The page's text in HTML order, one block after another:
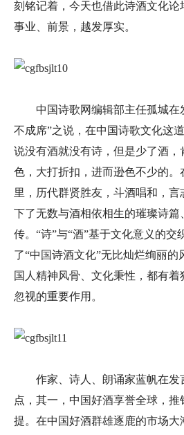
刻铭记着，今天也借此诗酒文化论
事业、前景，越发厚实。
中国诗歌网编辑部主任孤城在
不成席”之说，在中国诗歌文化这
说没有酒就没有诗，但是少了酒
色，大打折扣，进而逊色不少的。
里，历代群贤胜友，斗酒唱和，言
下了无数与酒相依相生的璀璨诗篇
传。“诗”与“酒”基于文化意义的交
了“中国诗酒文化”无比灿烂绚丽的
国人精神风骨、文化秉性，都有
忽视的重要作用。
作家、诗人、朗诵家蓝帆在发
点，其一，中国好酒享誉全球，
提。在中国好酒群雄逐鹿的市场大